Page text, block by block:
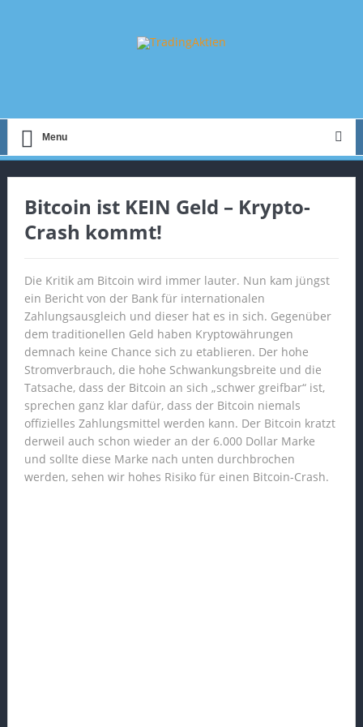
Menu
Bitcoin ist KEIN Geld – Krypto-
Crash kommt!
Die Kritik am Bitcoin wird immer lauter. Nun kam jüngst
ein Bericht von der Bank für internationalen
Zahlungsausgleich und dieser hat es in sich. Gegenüber
dem traditionellen Geld haben Kryptowährungen
demnach keine Chance sich zu etablieren. Der hohe
Stromverbrauch, die hohe Schwankungsbreite und die
Tatsache, dass der Bitcoin an sich „schwer greifbar“ ist,
sprechen ganz klar dafür, dass der Bitcoin niemals
offizielles Zahlungsmittel werden kann. Der Bitcoin kratzt
derweil auch schon wieder an der 6.000 Dollar Marke
und sollte diese Marke nach unten durchbrochen
werden, sehen wir hohes Risiko für einen Bitcoin-Crash.